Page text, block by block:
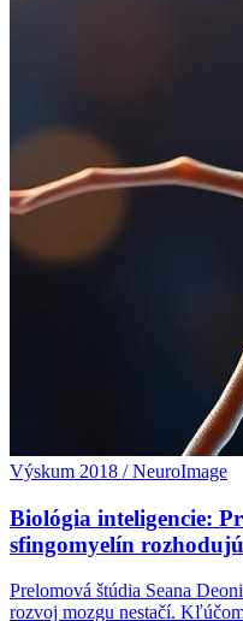
Výskum 2018 / NeuroImage
Biológia inteligencie:
sfingomyelín
Prelomová štúdia Seana
rozvoj mozgu nestačí.